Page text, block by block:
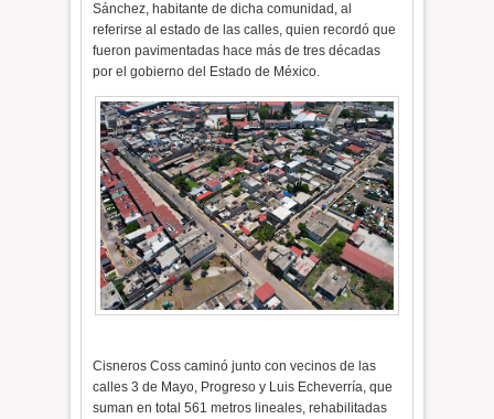
Sánchez, habitante de dicha comunidad, al
referirse al estado de las calles, quien recordó que
fueron pavimentadas hace más de tres décadas
por el gobierno del Estado de México.
Cisneros Coss caminó junto con vecinos de las
calles 3 de Mayo, Progreso y Luis Echeverría, que
suman en total 561 metros lineales, rehabilitadas